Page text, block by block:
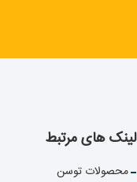
لینک های مرتبط
محصولات توسن